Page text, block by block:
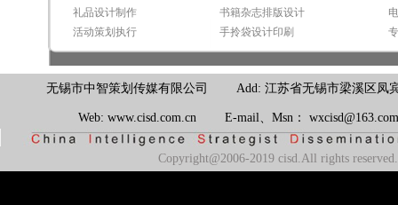
礼品设计制作
活动策划执行
书籍杂志排版设计
手拎袋设计印刷
无锡市中智策划传媒有限公司 Add: 江苏省无锡市梁溪区凤
Web: www.cisd.com.cn E-mail、Msn：
Copyright@2006-2019 cisd.All rights